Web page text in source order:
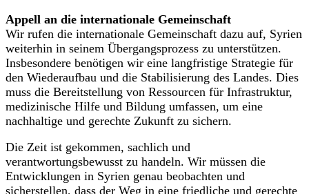
Appell an die internationale Gemeinschaft
Wir rufen die internationale Gemeinschaft dazu auf, Syrien
weiterhin in seinem Übergangsprozess zu unterstützen.
Insbesondere benötigen wir eine langfristige Strategie für
den Wiederaufbau und die Stabilisierung des Landes. Dies
muss die Bereitstellung von Ressourcen für Infrastruktur,
medizinische Hilfe und Bildung umfassen, um eine
nachhaltige und gerechte Zukunft zu sichern.
Die Zeit ist gekommen, sachlich und
verantwortungsbewusst zu handeln. Wir müssen die
Entwicklungen in Syrien genau beobachten und
sicherstellen, dass der Weg in eine friedliche und gerechte